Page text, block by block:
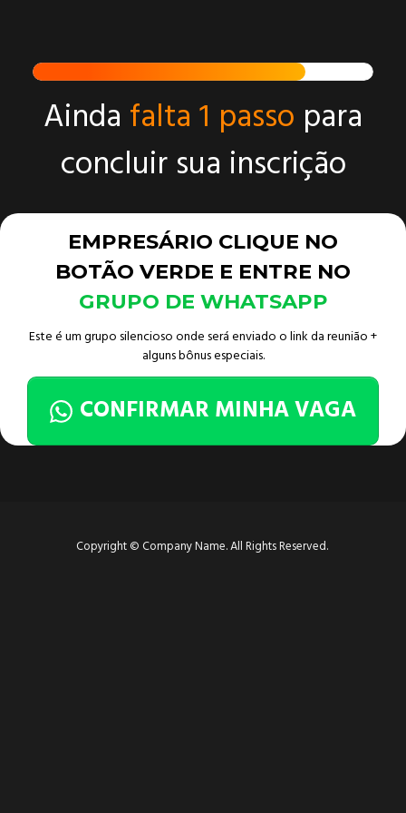
Ainda falta 1 passo para
concluir sua inscrição
EMPRESÁRIO CLIQUE NO
BOTÃO VERDE E ENTRE NO
GRUPO DE WHATSAPP
Este é um grupo silencioso onde será enviado o link da reunião +
alguns bônus especiais.
CONFIRMAR MINHA VAGA
Copyright © Company Name. All Rights Reserved.